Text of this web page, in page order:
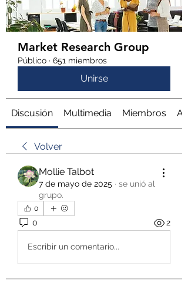
Market Research Group
Público · 651 miembros
Unirse
Discusión Multimedia Miembros
Volver
Mollie Talbot
7 de mayo de 2025 · se unió al
grupo.
0
0 2
Escribir un comentario...